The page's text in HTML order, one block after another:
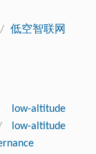
/ 低空智联网
low-altitude
low-altitude